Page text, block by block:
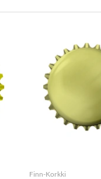
Finn-Korkki